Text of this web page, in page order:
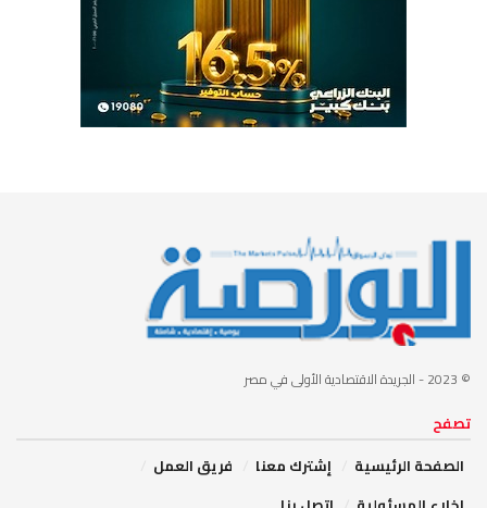
© 2023 - الجريدة الاقتصادية الأولى في مصر
تصفح
الصفحة الرئيسية
إشترك معنا
فريق العمل